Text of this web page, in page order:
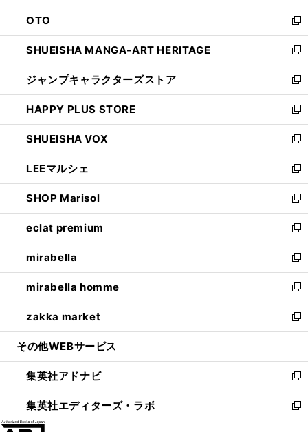
ウ
で
開
く
ン
ド
ウ
で
開
く
OTO
新
し
い
ウ
ィ
ン
ド
ウ
で
開
く
SHUEISHA MANGA-ART HERITAGE
新
し
い
ウ
ィ
ン
ド
ウ
で
開
く
ジャンプキャラクターズストア
新
し
い
ウ
ィ
ン
ド
ウ
で
開
く
HAPPY PLUS STORE
新
し
い
ウ
ィ
ン
ド
ウ
で
開
く
SHUEISHA VOX
新
し
い
ウ
ィ
ン
ド
ウ
で
開
く
LEEマルシェ
新
し
い
ウ
ィ
ン
ド
ウ
で
開
く
SHOP Marisol
新
し
い
ウ
ィ
ン
ド
ウ
で
開
eclat premium
新
し
い
ウ
ィ
ン
ド
ウ
開
く
mirabella
新
し
い
ウ
ィ
ン
ウ
で
開
く
mirabella homme
新
し
い
ウ
ン
ド
ウ
で
zakka market
新
し
ウ
ィ
ン
ド
その他WEBサービス
集英社アドナビ
新
し
い
集英社エディターズ・ラボ
新